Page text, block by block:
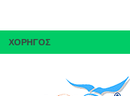
ΧΟΡΗΓΟΣ